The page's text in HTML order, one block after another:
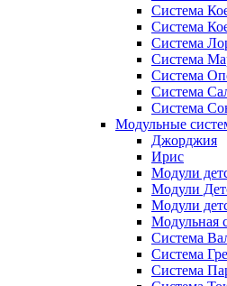
Система
Система
Система
Система
Система
Система
Система
Модульные
Джорджия
Ирис
Модули
Модули
Модули
Модульная
Система
Система
Система